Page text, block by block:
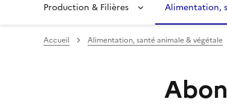
Production & Filières Alimentation,
Accueil Alimentation, santé animale & végétale